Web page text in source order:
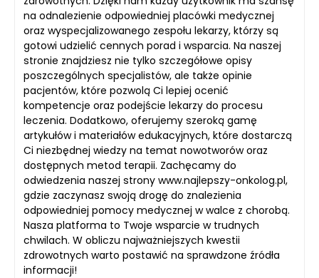
na odnalezienie odpowiedniej placówki medycznej
oraz wyspecjalizowanego zespołu lekarzy, którzy są
gotowi udzielić cennych porad i wsparcia. Na naszej
stronie znajdziesz nie tylko szczegółowe opisy
poszczególnych specjalistów, ale także opinie
pacjentów, które pozwolą Ci lepiej ocenić
kompetencje oraz podejście lekarzy do procesu
leczenia. Dodatkowo, oferujemy szeroką gamę
artykułów i materiałów edukacyjnych, które dostarczą
Ci niezbędnej wiedzy na temat nowotworów oraz
dostępnych metod terapii. Zachęcamy do
odwiedzenia naszej strony www.najlepszy-onkolog.pl,
gdzie zaczynasz swoją drogę do znalezienia
odpowiedniej pomocy medycznej w walce z chorobą.
Nasza platforma to Twoje wsparcie w trudnych
chwilach. W obliczu najważniejszych kwestii
zdrowotnych warto postawić na sprawdzone źródła
informacji!